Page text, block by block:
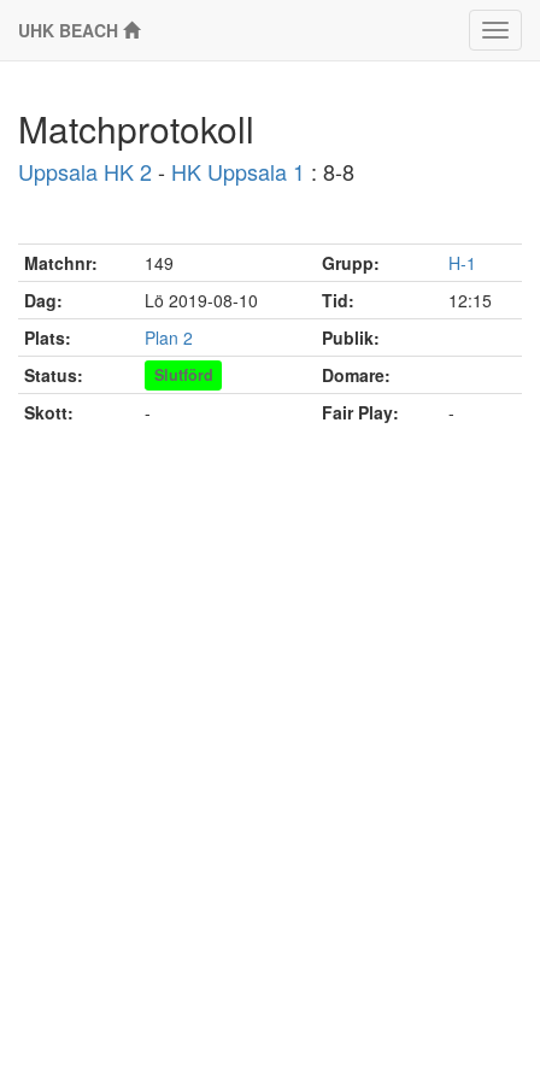
UHK BEACH
Matchprotokoll
Uppsala HK 2- HK Uppsala 1 : 8-8
Matchnr: 149 Grupp:
H-1
Dag:
Lö 2019-08-10 Tid:
12:15
Plats:
Plan 2
Publik:
Status:
Slutförd
Domare:
Skott:
- Fair Play: -